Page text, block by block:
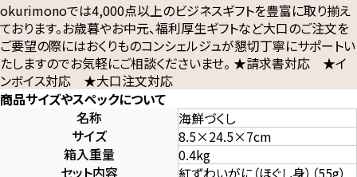
okurimonoでは4,000点以上のビジネスギフトを豊富に取り揃え
ております。お歳暮やお中元、福利厚生ギフトなど大口のご注文を
ご要望の際にはおくりものコンシェルジュが懇切丁寧にサポートい
たしますのでお気軽にご相談くださいませ。 ★請求書対応 ★イ
ンボイス対応 ★大口注文対応
商品サイズやスペックについて
名称
海鮮づくし
サイズ
8.5×24.5×7cm
箱入重量
0.4kg
セット内容